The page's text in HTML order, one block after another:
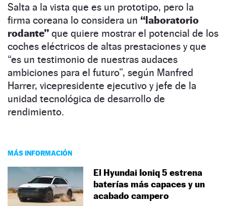
Salta a la vista que es un prototipo, pero la
firma coreana lo considera un “laboratorio
rodante” que quiere mostrar el potencial de los
coches eléctricos de altas prestaciones y que
“es un testimonio de nuestras audaces
ambiciones para el futuro”, según Manfred
Harrer, vicepresidente ejecutivo y jefe de la
unidad tecnológica de desarrollo de
rendimiento.
MÁS INFORMACIÓN
El Hyundai Ioniq 5 estrena
baterías más capaces y un
acabado campero